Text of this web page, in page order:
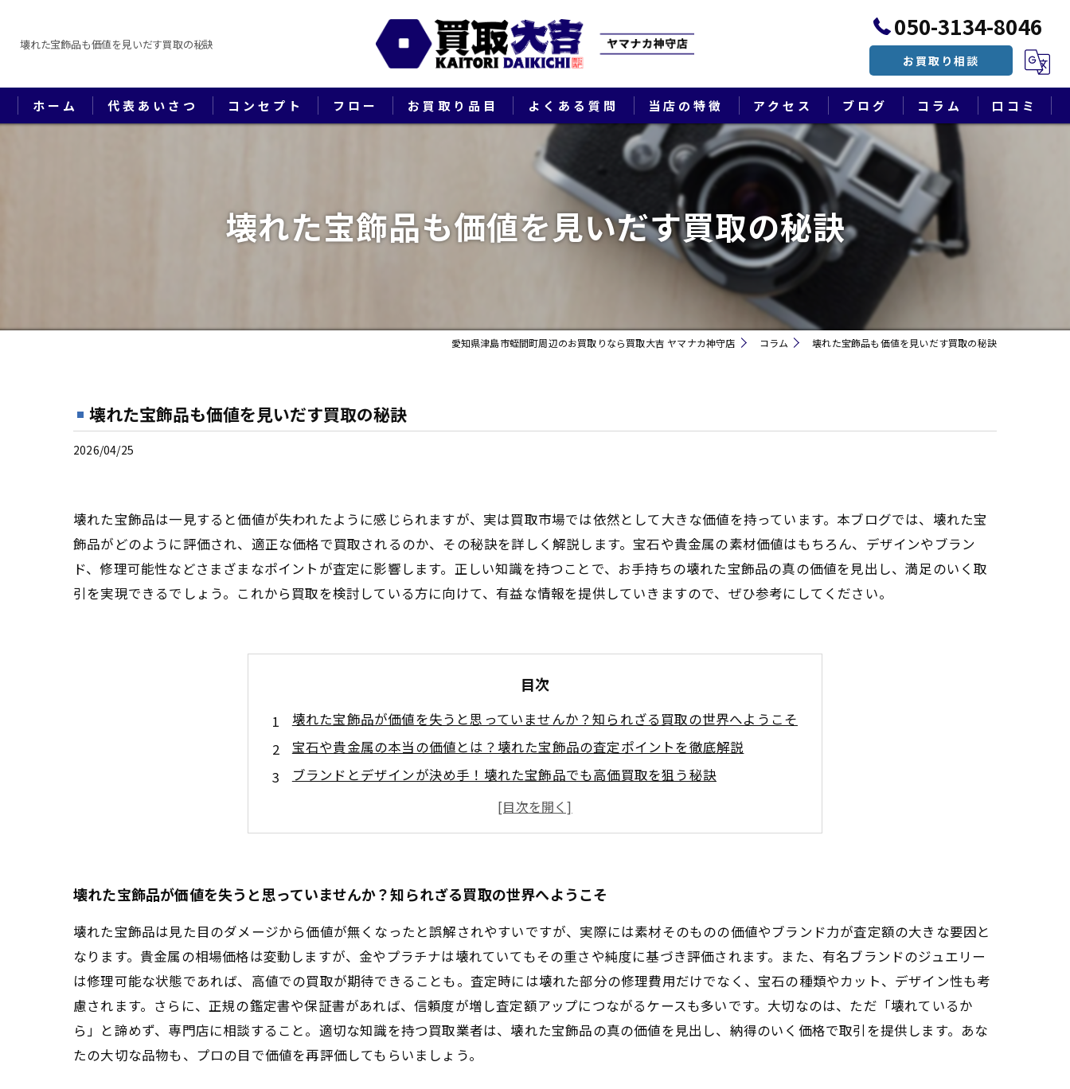
壊れた宝飾品も価値を見いだす買取の秘訣
050-3134-8046
お買取り相談
ホーム 代表あいさつ コンセプト フロー お買取り品目 よくある質問 当店の特徴
ブランド
貴金属
切手
生前整理・遺品整理・終活
アクセス
漫画特集
ブログ コラム 口コミ
壊れた宝飾品も価値を見いだす買取の秘訣
愛知県津島市蛭間町周辺のお買取りなら買取大吉 ヤマナカ神守店 コラム 壊れた宝飾品も価値を見いだす買取の秘訣
壊れた宝飾品も価値を見いだす買取の秘訣
2026/04/25
壊れた宝飾品は一見すると価値が失われたように感じられますが、実は買取市場では依然として大きな価値を持っています。本ブログでは、壊れた宝
飾品がどのように評価され、適正な価格で買取されるのか、その秘訣を詳しく解説します。宝石や貴金属の素材価値はもちろん、デザインやブラン
ド、修理可能性などさまざまなポイントが査定に影響します。正しい知識を持つことで、お手持ちの壊れた宝飾品の真の価値を見出し、満足のいく取
引を実現できるでしょう。これから買取を検討している方に向けて、有益な情報を提供していきますので、ぜひ参考にしてください。
目次
壊れた宝飾品が価値を失うと思っていませんか？知られざる買取の世界へようこそ
宝石や貴金属の本当の価値とは？壊れた宝飾品の査定ポイントを徹底解説
ブランドとデザインが決め手！壊れた宝飾品でも高価買取を狙う秘訣
修理可能性が評価を左右する？賢い売却で損をしないためのポイント紹介
知識を武器に！満足できる買取価格を引き出すための実践テクニック
今すぐできる！壊れた宝飾品の価値を最大化するための準備と相談先の選び方
壊れた宝飾品が価値を失うと思っていませんか？知られざる買取の世界へようこそ
壊れた宝飾品は見た目のダメージから価値が無くなったと誤解されやすいですが、実際には素材そのものの価値やブランド力が査定額の大きな要因と
なります。貴金属の相場価格は変動しますが、金やプラチナは壊れていてもその重さや純度に基づき評価されます。また、有名ブランドのジュエリー
は修理可能な状態であれば、高値での買取が期待できることも。査定時には壊れた部分の修理費用だけでなく、宝石の種類やカット、デザイン性も考
慮されます。さらに、正規の鑑定書や保証書があれば、信頼度が増し査定額アップにつながるケースも多いです。大切なのは、ただ「壊れているか
ら」と諦めず、専門店に相談すること。適切な知識を持つ買取業者は、壊れた宝飾品の真の価値を見出し、納得のいく価格で取引を提供します。あな
たの大切な品物も、プロの目で価値を再評価してもらいましょう。